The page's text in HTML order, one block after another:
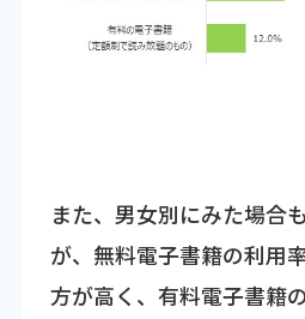
また、男女別にみた場合
が、無料電子書籍の利用
方が高く、有料電子書籍